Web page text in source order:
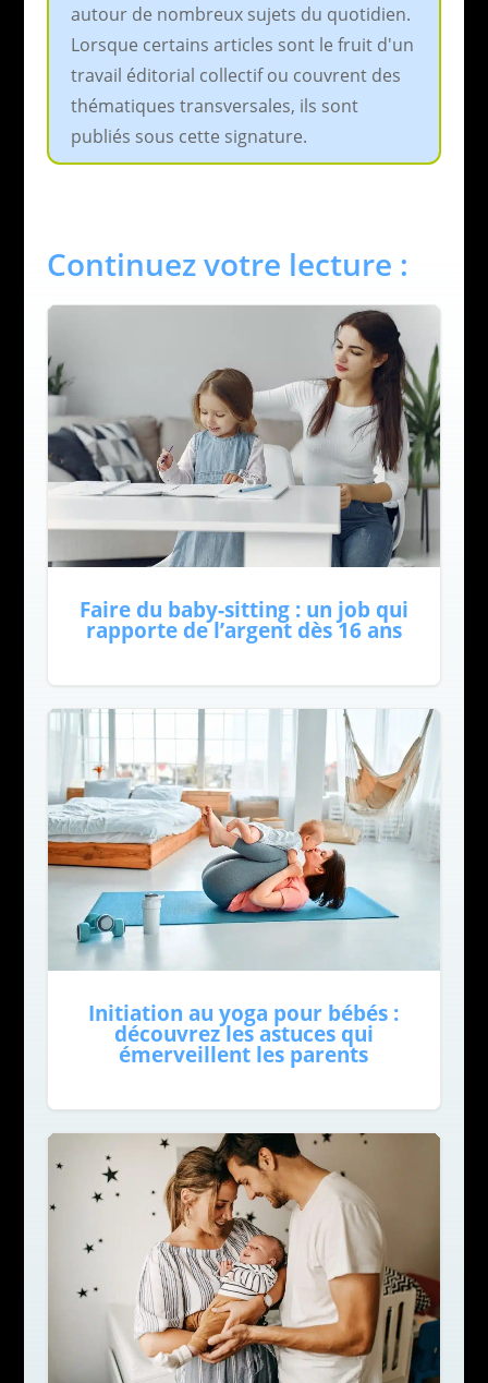
autour de nombreux sujets du quotidien.
Lorsque certains articles sont le fruit d'un
travail éditorial collectif ou couvrent des
thématiques transversales, ils sont
publiés sous cette signature.
Continuez votre lecture :
Faire du baby-sitting : un job qui
rapporte de l’argent dès 16 ans
Initiation au yoga pour bébés :
découvrez les astuces qui
émerveillent les parents